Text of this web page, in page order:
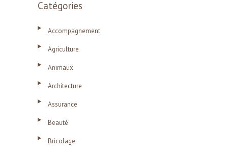
Catégories
Accompagnement
Agriculture
Animaux
Architecture
Assurance
Beauté
Bricolage